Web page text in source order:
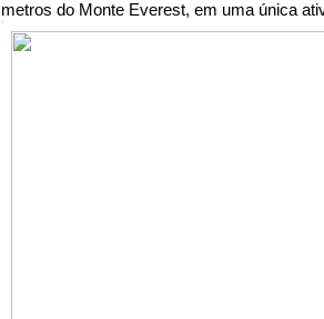
metros do Monte Everest, em uma única